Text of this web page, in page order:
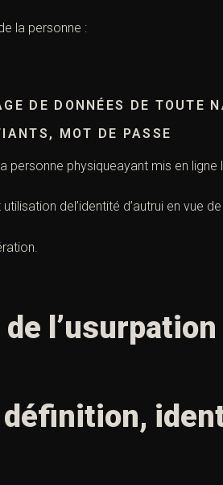
la personne :
DE DONNÉES DE TOUTE
MOT DE PASSE
physiqueayant mis en ligne
del’identité d’autrui en vue
l’usurpation